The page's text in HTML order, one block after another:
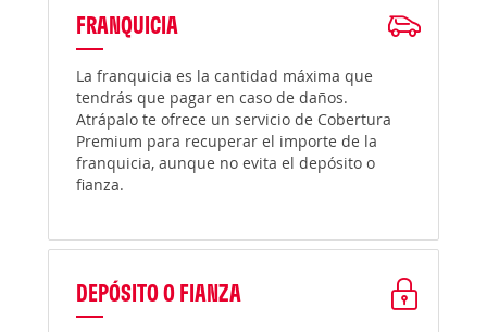
FRANQUICIA
La franquicia es la cantidad máxima que
tendrás que pagar en caso de daños.
Atrápalo te ofrece un servicio de Cobertura
Premium para recuperar el importe de la
franquicia, aunque no evita el depósito o
fianza.
DEPÓSITO O FIANZA